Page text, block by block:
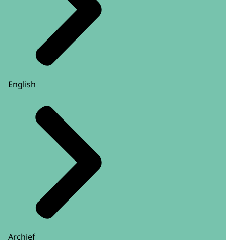
English
Archief